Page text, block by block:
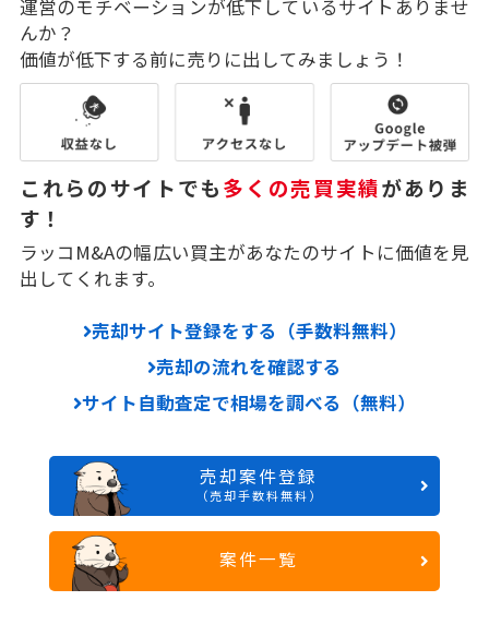
運営のモチベーションが低下しているサイトありませ
んか？
価値が低下する前に売りに出してみましょう！
これらのサイトでも多くの売買実績がありま
す！
ラッコM&Aの幅広い買主があなたのサイトに価値を見
出してくれます。
売却サイト登録をする（手数料無料）
売却の流れを確認する
サイト自動査定で相場を調べる（無料）
売却案件登録
（売却手数料無料）
案件一覧